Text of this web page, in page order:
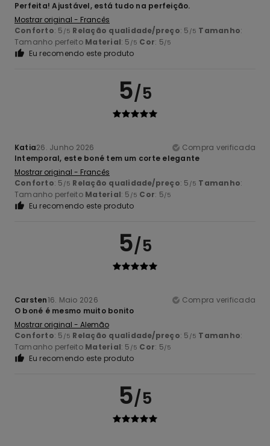
Perfeita! Ajustável, está tudo na perfeição.
Mostrar original - Francês
Conforto: 5 /5 Relação qualidade/preço: 5 /5 Tamanho:
Tamanho perfeito Material: 5 /5 Cor: 5/5
Eu recomendo este produto
5/5
Katia26. Junho 2026
Compra verificada
Intemporal, este boné tem um corte elegante
Mostrar original - Francês
Conforto: 5 /5 Relação qualidade/preço: 5 /5 Tamanho:
Tamanho perfeito Material: 5 /5 Cor: 5/5
Eu recomendo este produto
5/5
Carsten16. Maio 2026
Compra verificada
O boné é mesmo muito bonito
Mostrar original - Alemão
Conforto: 5 /5 Relação qualidade/preço: 5 /5 Tamanho:
Tamanho perfeito Material: 5 /5 Cor: 5/5
Eu recomendo este produto
5/5